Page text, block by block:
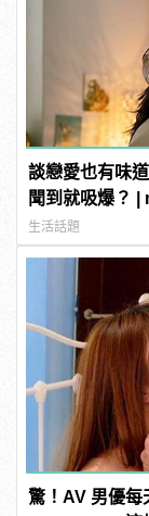
談戀愛也有味
聞到就吸爆？
生活話題
驚！AV 男優每